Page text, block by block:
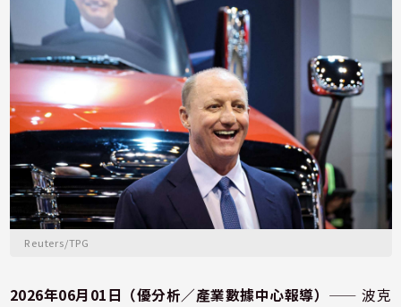
Reuters/TPG
2026年06月01日（優分析／產業數據中心報導） ⸺ 波克